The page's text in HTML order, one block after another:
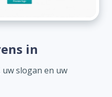
in
slogan en uw